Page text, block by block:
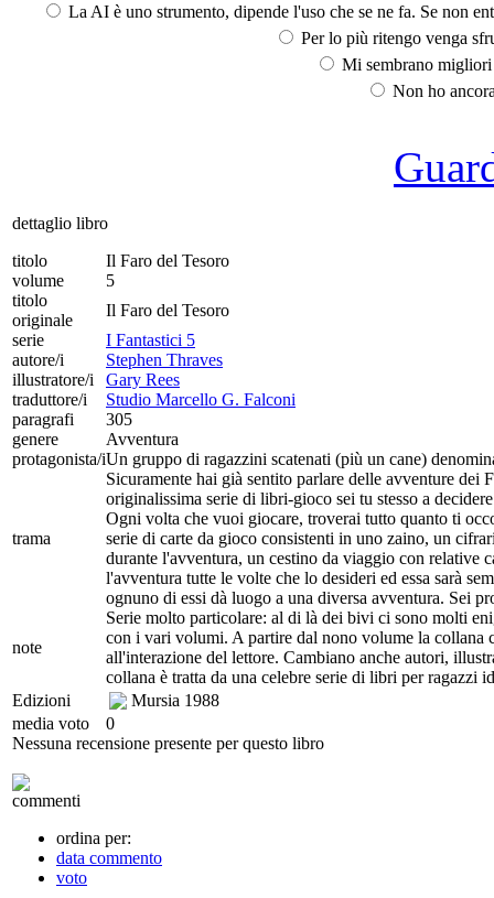
La AI è uno strumento, dipende l'uso che se ne fa. Se non
Per lo più ritengo venga
Mi sembrano
Non ho
dettaglio libro
titolo
Il Faro del Tesoro
volume
5
titolo
originale
Il Faro del Tesoro
serie
I Fantastici 5
autore/i
Stephen Thraves
illustratore/i
Gary Rees
traduttore/i
Studio Marcello G. Falconi
paragrafi
305
genere
Avventura
protagonista/iUn gruppo di ragazzini scatenati (più un cane)
trama
Sicuramente hai già sentito parlare delle avventure
originalissima serie di libri-gioco sei tu stesso a
Ogni volta che vuoi giocare, troverai tutto quanto ti
serie di carte da gioco consistenti in uno zaino, un
durante l'avventura, un cestino da viaggio con relative
l'avventura tutte le volte che lo desideri ed essa sarà
ognuno di essi dà luogo a una diversa avventura. Sei
note
Serie molto particolare: al di là dei bivi ci sono molti
con i vari volumi. A partire dal nono volume la collana
all'interazione del lettore. Cambiano anche autori,
collana è tratta da una celebre serie di libri per ragazzi
Edizioni
Mursia 1988
media voto
0
Nessuna recensione presente per questo libro
commenti
ordina per:
data commento
voto